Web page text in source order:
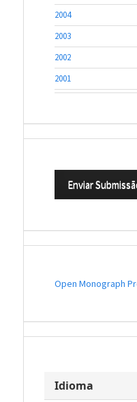
2004
2003
2002
2001
Enviar
Open Monograph
Idioma